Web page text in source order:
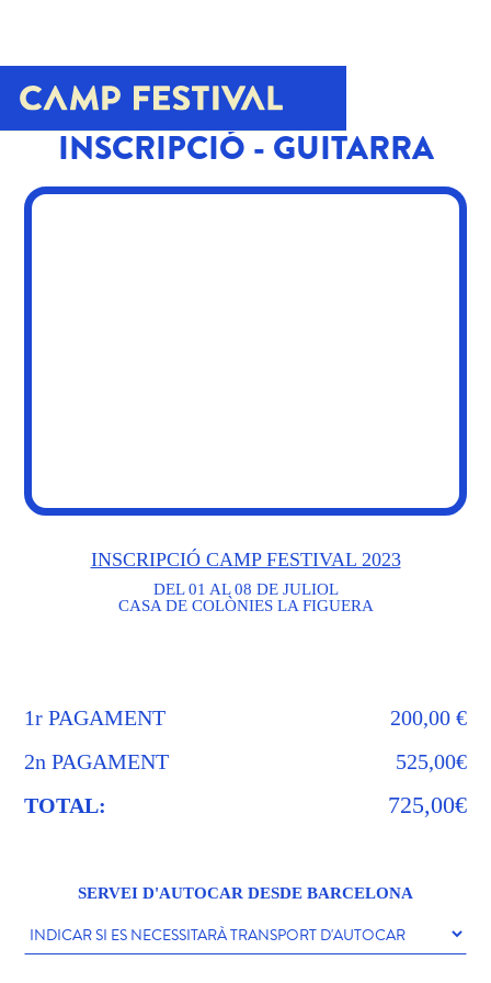
INSCRIPCIÓ - GUITARRA
INSCRIPCIÓ CAMP FESTIVAL 2023
DEL 01 AL 08 DE JULIOL
CASA DE COLÒNIES LA FIGUERA
1r PAGAMENT
200,00 €
2n PAGAMENT
525,00€
TOTAL:
725,00€
SERVEI D'AUTOCAR DESDE BARCELONA